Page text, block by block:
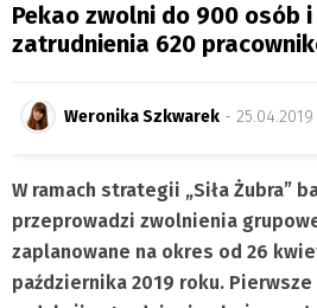
Pekao zwolni do 900 osób
zatrudnienia 620
Weronika Szkwarek -
W ramach strategii „Siła Żubra”
przeprowadzi zwolnienia
zaplanowane na okres od 26
października 2019 roku.